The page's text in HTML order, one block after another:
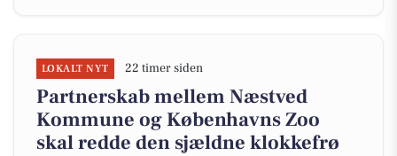
LOKALT NYT 22 timer siden
Partnerskab mellem Næstved
Kommune og Københavns Zoo
skal redde den sjældne klokkefrø